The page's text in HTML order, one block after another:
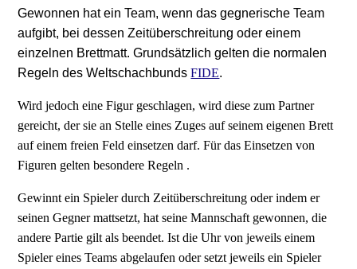
Gewonnen hat ein Team, wenn das gegnerische Team
aufgibt, bei dessen Zeitüberschreitung oder einem
einzelnen Brettmatt. Grundsätzlich gelten die normalen
Regeln des WeltschachbundsFIDE.
Wird jedoch eine Figur geschlagen, wird diese zum Partner
gereicht, der sie an Stelle eines Zuges auf seinem eigenen Brett
auf einem freien Feld einsetzen darf. Für das Einsetzen von
Figuren gelten besondere Regeln .
Gewinnt ein Spieler durch Zeitüberschreitung oder indem er
seinen Gegner mattsetzt, hat seine Mannschaft gewonnen, die
andere Partie gilt als beendet. Ist die Uhr von jeweils einem
Spieler eines Teams abgelaufen oder setzt jeweils ein Spieler